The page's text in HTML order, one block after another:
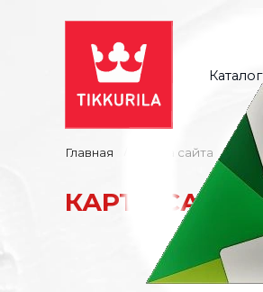
Каталог
Главная Карта сайта
КАРТА САЙТА